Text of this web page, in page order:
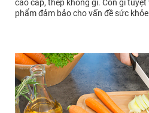
cao cấp, thép không gỉ. Còn gì
phẩm đảm bảo cho vấn đề sức